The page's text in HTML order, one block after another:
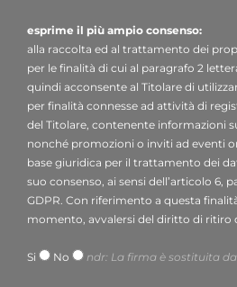
Responsabile per la protezione
Donato Eugenio Caccavella,
dpo.voilap@amicadpo.eu
2. Dati personali trattati,
base giuridica
Il Titolare tratterà i suoi dati
contatto (quali: nome, cognome,
indirizzo, città, indirizzo e-mail,
dell’apposito form di raccolta
esprime il più ampio consenso:
alla raccolta ed al trattamento dei
per le finalità di cui al paragrafo 2
quindi acconsente al Titolare di
per finalità connesse ad attività di
del Titolare, contenente informazioni
nonché promozioni o inviti ad eventi
base giuridica per il trattamento dei
suo consenso, ai sensi dell’articolo 6,
GDPR. Con riferimento a questa
momento, avvalersi del diritto di ritiro
Si No ndr: La firma è sostituita